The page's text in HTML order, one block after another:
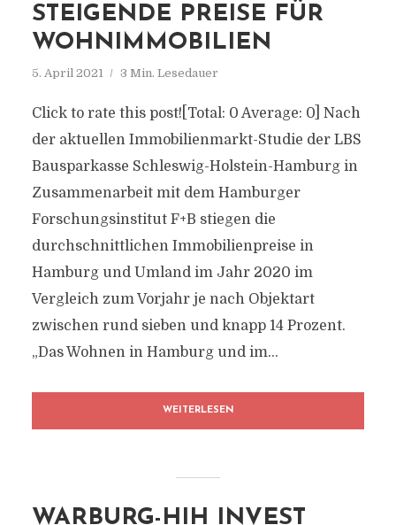
STEIGENDE PREISE FÜR
WOHNIMMOBILIEN
5. April 2021 3 Min. Lesedauer
Click to rate this post![Total: 0 Average: 0] Nach
der aktuellen Immobilienmarkt-Studie der LBS
Bausparkasse Schleswig-Holstein-Hamburg in
Zusammenarbeit mit dem Hamburger
Forschungsinstitut F+B stiegen die
durchschnittlichen Immobilienpreise in
Hamburg und Umland im Jahr 2020 im
Vergleich zum Vorjahr je nach Objektart
zwischen rund sieben und knapp 14 Prozent.
„Das Wohnen in Hamburg und im...
WEITERLESEN
WARBURG-HIH INVEST